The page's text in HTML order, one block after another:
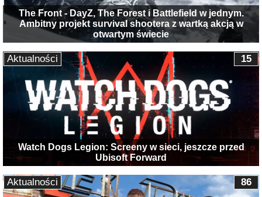
The Front - DayZ, The Forest i Battlefield w jednym.
Ambitny projekt survival shootera z wartką akcją w
otwartym świecie
Watch Dogs Legion: Screeny w sieci, jeszcze przed
Ubisoft Forward
15
Aktualności
86
Aktualności